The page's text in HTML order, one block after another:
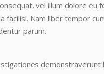
, vel illum dolore eu
Nam liber tempor
parum.
demonstraverunt